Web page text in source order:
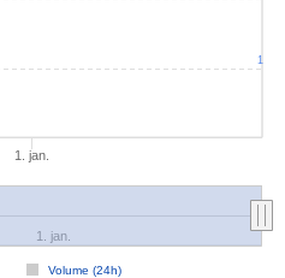
1. jan.
Volume (24h)
1. jan.
1